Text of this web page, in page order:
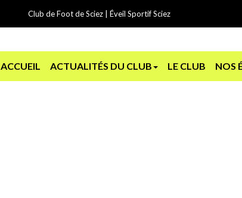
Club de Foot de Sciez | Éveil Sportif Sciez
ACCUEIL ACTUALITÉS DU CLUB LE CLUB NOS